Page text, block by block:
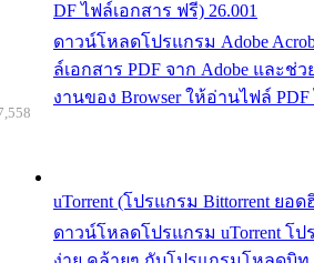
DF ไฟล์เอกสาร ฟรี) 26.001
ดาวน์โหลดโปรแกรม Adobe
ล์เอกสาร PDF จาก Adobe และช่
งานของ Browser ให้อ่านไฟล์ PDF
uTorrent (โปรแกรม Bittorrent ยอ
ดาวน์โหลดโปรแกรม uTorrent โป